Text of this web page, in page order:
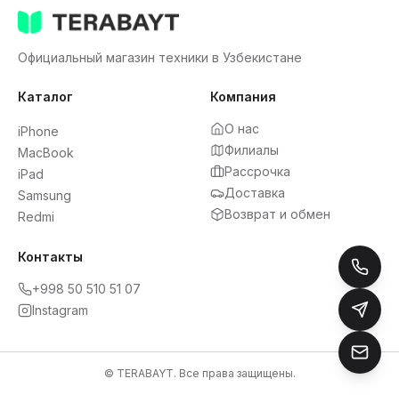
Официальный магазин техники в Узбекистане
Каталог
iPhone
MacBook
iPad
Samsung
Redmi
Компания
О нас
Филиалы
Рассрочка
Доставка
Возврат и обмен
Контакты
+998 50 510 51 07
Instagram
© TERABAYT. Все права защищены.